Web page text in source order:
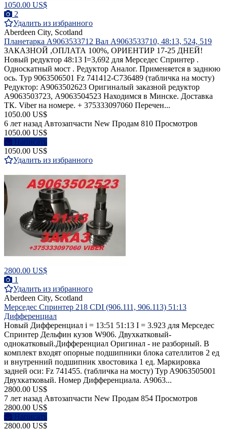
1050.00 US$
2
Удалить из избранного
Aberdeen City, Scotland
Планетарка A9063533712 Вал A9063533710, 48:13, 524, 519
ЗАКАЗНОЙ ,ОПЛАТА 100%, ОРИЕНТИР 17-25 ДНЕЙ!
Новый редуктор 48:13 I=3,692 для Мерседес Спринтер .
Односкатный мост . Редуктор Аналог. Применяется в заднюю
ось. Typ 9063506501 Fz 741412-С736489 (табличка на мосту)
Редуктор: A9063502623 Оригиналый заказной редуктор
A9063503723, А9063504523 Находимся в Минске. Доставка
ТК. Viber на номере. + 375333097060 Перечен...
1050.00 US$
6 лет назад Автозапчасти New Продам 810 Просмотров
1050.00 US$
Написать
1050.00 US$
Удалить из избранного
2800.00 US$
1
Удалить из избранного
Aberdeen City, Scotland
Мерседес Спринтер 218 CDI (906.111, 906.113) 51:13
Дифференциал
Новый Дифференциал i = 13:51 51:13 I = 3.923 для Мерседес
Спринтер Дельфин кузов W906. Двухкатковый-
однокатковый.Дифференциал Оригинал - не разборный. В
комплект входят опорные подшипники блока сателлитов 2 ед
и внутренний подшипник хвостовика 1 ед. Маркировка
задней оси: Fz 741455. (табличка на мосту) Typ A9063505001
Двухкатковый. Номер Дифференциала. A9063...
2800.00 US$
7 лет назад Автозапчасти New Продам 854 Просмотров
2800.00 US$
Написать
2800.00 US$